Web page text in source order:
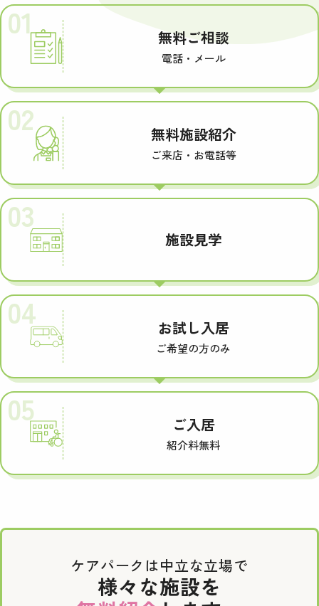
01 無料ご相談
電話・メール
02 無料施設紹介
ご来店・お電話等
03
施設見学
04 お試し入居
ご希望の方のみ
05 ご入居
紹介料無料
ケアパークは中立な立場で
様々な施設を